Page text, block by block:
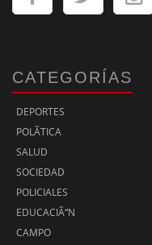
CATEGORÍAS
DEPORTES
POLÃ­TICA
SALUD
SOCIEDAD
POLICIALES
EDUCACIÃ“N
CAMPO